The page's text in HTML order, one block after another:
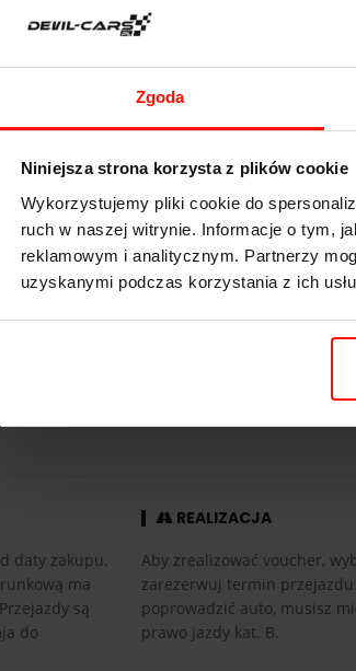
Zgoda
Niniejsza strona korzysta z plików cookie
Wykorzystujemy pliki cookie do
ruch w naszej witrynie. Informacje o tym,
reklamowym i analitycznym. Partnerzy
uzyskanymi podczas korzystania z ich
395KM
1290kg
daty zakupu.
ma
są
do
REALIZACJA
Aby zrealizować voucher,
zarezerwuj termin
poprowadzić auto, musisz
prawo jazdy kat. B.